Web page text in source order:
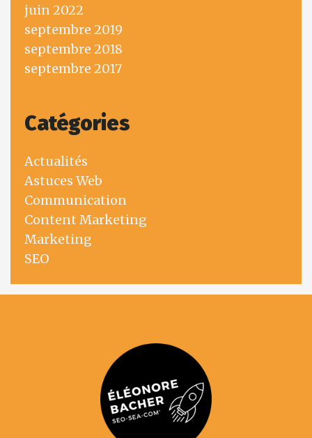
juin 2022
septembre 2019
septembre 2018
septembre 2017
Catégories
Actualités
Astuces Web
Communication
Content Marketing
Marketing
SEO